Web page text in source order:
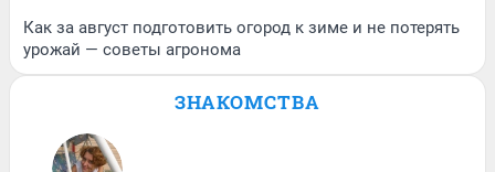
Как за август подготовить огород к зиме и не потерять
урожай — советы агронома
ЗНАКОМСТВА